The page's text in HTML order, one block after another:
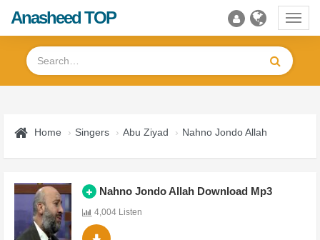
Anasheed TOP
Home Singers Abu Ziyad Nahno Jondo Allah
Nahno Jondo Allah Download Mp3
4,004 Listen